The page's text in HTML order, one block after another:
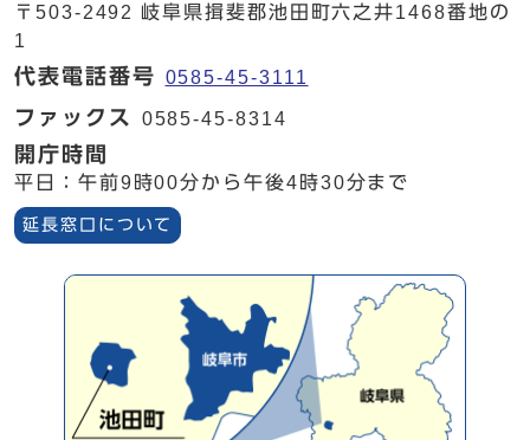
〒503-2492 岐阜県揖斐郡池田町六之井1468番地の
1
代表電話番号 0585-45-3111
ファックス 0585-45-8314
開庁時間
平日：午前9時00分から午後4時30分まで
延長窓口について